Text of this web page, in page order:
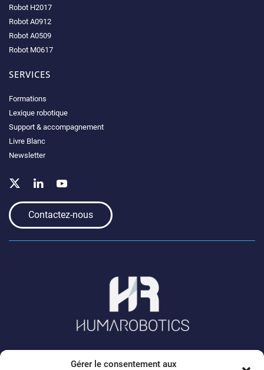
Gérer le consentement aux
Robot H2017
Robot A0912
Robot A0509
Robot M0617
SERVICES
Formations
Lexique robotique
Support & accompagnement
Livre Blanc
Newsletter
Contactez-nous